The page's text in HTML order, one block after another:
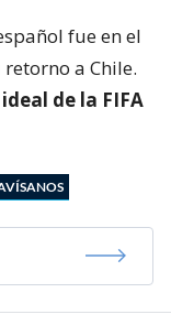
fue en el
a Chile.
de la FIFA